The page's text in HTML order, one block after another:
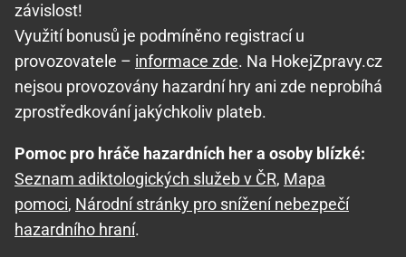
závislost!
Využití bonusů je podmíněno registrací u
provozovatele – informace zde. Na HokejZpravy.cz
nejsou provozovány hazardní hry ani zde neprobíhá
zprostředkování jakýchkoliv plateb.
Pomoc pro hráče hazardních her a osoby blízké:
Seznam adiktologických služeb v ČR, Mapa
pomoci, Národní stránky pro snížení nebezpečí
hazardního hraní.